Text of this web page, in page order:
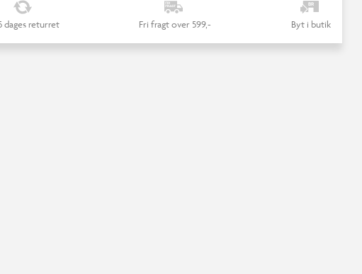
dages returret Fri fragt over 599,- Byt i butik